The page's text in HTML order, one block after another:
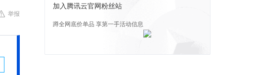
举报
加入腾讯云官网粉丝站
蹲全网底价单品 享第一手活动信息